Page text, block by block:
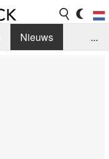
Nieuws
...